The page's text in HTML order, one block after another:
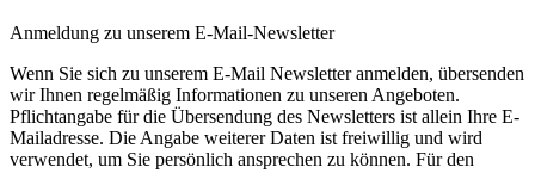
Anmeldung zu unserem E-Mail-Newsletter
Wenn Sie sich zu unserem E-Mail Newsletter anmelden, übersenden
wir Ihnen regelmäßig Informationen zu unseren Angeboten.
Pflichtangabe für die Übersendung des Newsletters ist allein Ihre E-
Mailadresse. Die Angabe weiterer Daten ist freiwillig und wird
verwendet, um Sie persönlich ansprechen zu können. Für den